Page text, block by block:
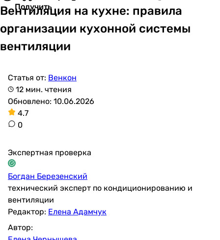
Получить
Вентиляция на кухне: правила
организации кухонной системы
вентиляции
Статья от: Венкон
12 мин. чтения
Обновлено: 10.06.2026
4.7
0
Экспертная проверка
Богдан Березенский
технический эксперт по кондиционированию и
вентиляции
Редактор: Елена Адамчук
Автор: